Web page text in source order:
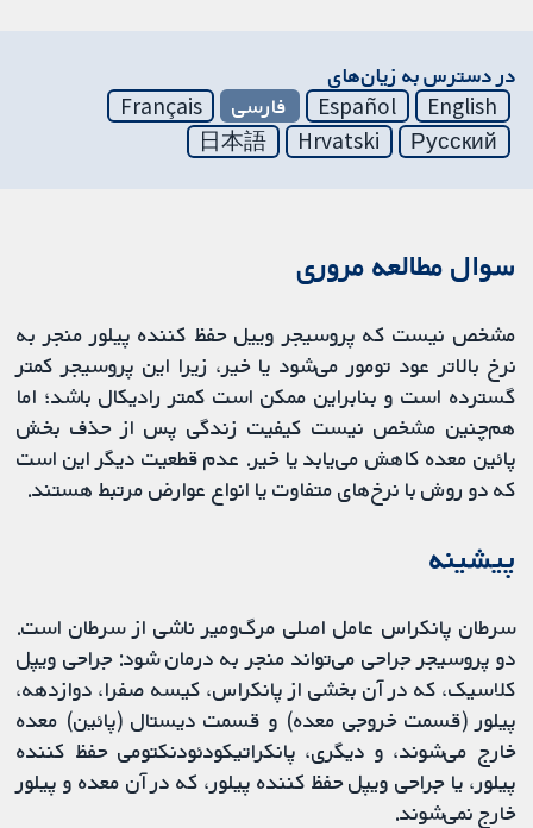
در دسترس به زیان‌های
English
Español فارسی
Français
Русский
Hrvatski
日本語
سوال مطالعه مروری
مشخص نیست که پروسیجر وییل حفظ کننده پیلور منجر به
نرخ بالاتر عود تومور می‌شود یا خیر، زیرا این پروسیجر کمتر
گسترده است و بنابراین ممکن است کمتر رادیکال باشد؛ اما
هم‌چنین مشخص نیست کیفیت زندگی پس از حذف بخش
پائین معده کاهش می‌یابد یا خیر. عدم قطعیت دیگر این است
که دو روش با نرخ‌های متفاوت یا انواع عوارض مرتبط هستند.
پیشینه
سرطان پانکراس عامل اصلی مرگ‌و‌میر ناشی از سرطان است.
دو پروسیجر جراحی می‌تواند منجر به درمان شود: جراحی ویپل
کلاسیک، که در آن بخشی از پانکراس، کیسه صفرا، دوازدهه،
پیلور (قسمت خروجی معده) و قسمت دیستال (پائین) معده
خارج می‌شوند، و دیگری، پانکراتیکودئودنکتومی حفظ کننده
پیلور، یا جراحی ویپل حفظ کننده پیلور، که در آن معده و پیلور
خارج نمی‌شوند.